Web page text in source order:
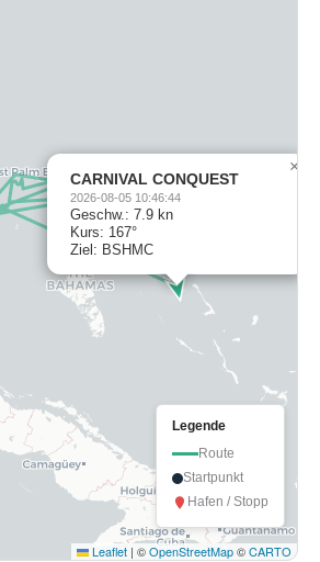
CARNIVAL CONQUEST
2026-08-05 10:46:44
Geschw.: 7.9 kn
Kurs: 167°
Ziel: BSHMC
×
Leaflet | ©OpenStreetMap©CARTO
Legende
Route
Startpunkt
Hafen / Stopp